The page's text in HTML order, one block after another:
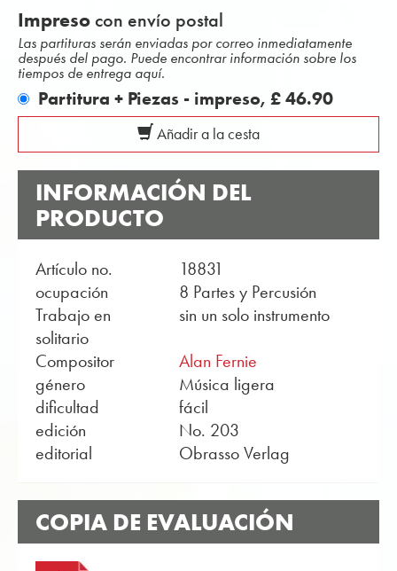
Impreso con envío postal
Las partituras serán enviadas por correo inmediatamente
después del pago. Puede encontrar información sobre los
tiempos de entrega aquí.
Partitura + Piezas - impreso, £ 46.90
Añadir a la cesta
INFORMACIÓN DEL
PRODUCTO
Artículo no.
18831
ocupación
8 Partes y Percusión
Trabajo en
solitario
sin un solo instrumento
Compositor
Alan Fernie
género
Música ligera
dificultad
fácil
edición
No. 203
editorial
Obrasso Verlag
COPIA DE EVALUACIÓN